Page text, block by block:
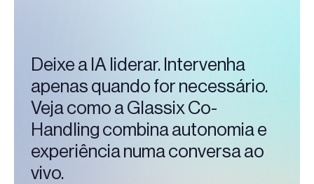
Deixe a IA liderar. Intervenha
apenas quando for necessário.
Veja como a Glassix Co-
Handling combina autonomia e
experiência numa conversa ao
vivo.